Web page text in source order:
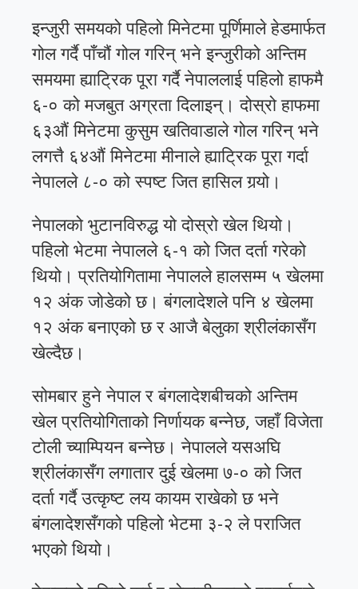
इन्जुरी समयको पहिलो मिनेटमा पूर्णिमाले हेडमार्फत
गोल गर्दै पाँचौं गोल गरिन् भने इन्जुरीको अन्तिम
समयमा ह्याट्रिक पूरा गर्दै नेपाललाई पहिलो हाफमै
६-० को मजबुत अग्रता दिलाइन्। दोस्रो हाफमा
६३औं मिनेटमा कुसुम खतिवाडाले गोल गरिन् भने
लगत्तै ६४औं मिनेटमा मीनाले ह्याट्रिक पूरा गर्दा
नेपालले ८-० को स्पष्ट जित हासिल गर्‍यो।
नेपालको भुटानविरुद्ध यो दोस्रो खेल थियो।
पहिलो भेटमा नेपालले ६-१ को जित दर्ता गरेको
थियो। प्रतियोगितामा नेपालले हालसम्म ५ खेलमा
१२ अंक जोडेको छ। बंगलादेशले पनि ४ खेलमा
१२ अंक बनाएको छ र आजै बेलुका श्रीलंकासँग
खेल्दैछ।
सोमबार हुने नेपाल र बंगलादेशबीचको अन्तिम
खेल प्रतियोगिताको निर्णायक बन्नेछ, जहाँ विजेता
टोली च्याम्पियन बन्नेछ। नेपालले यसअघि
श्रीलंकासँग लगातार दुई खेलमा ७-० को जित
दर्ता गर्दै उत्कृष्ट लय कायम राखेको छ भने
बंगलादेशसँगको पहिलो भेटमा ३-२ ले पराजित
भएको थियो।